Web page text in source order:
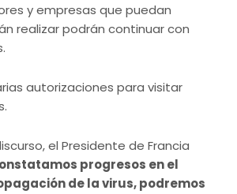
y empresas que puedan
realizar podrán continuar con
autorizaciones para visitar
el Presidente de Francia
progresos en el
de la virus, podremos